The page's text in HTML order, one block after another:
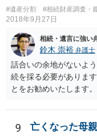
#遺産分割 #相続財産調査・
2018年9月27日
相続・遺言に強い
鈴木 崇裕 弁護士
話合いの余地がないよ
続を採る必要がありま
とをお勧めいたします。
9 亡くなった母